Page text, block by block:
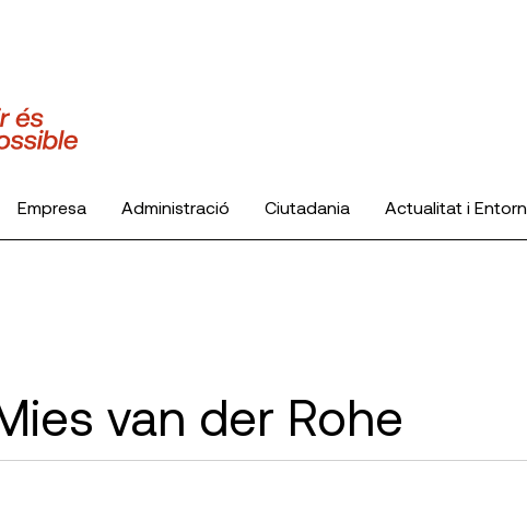
Empresa Administració Ciutadania Actualitat i Entorn
van der Rohe